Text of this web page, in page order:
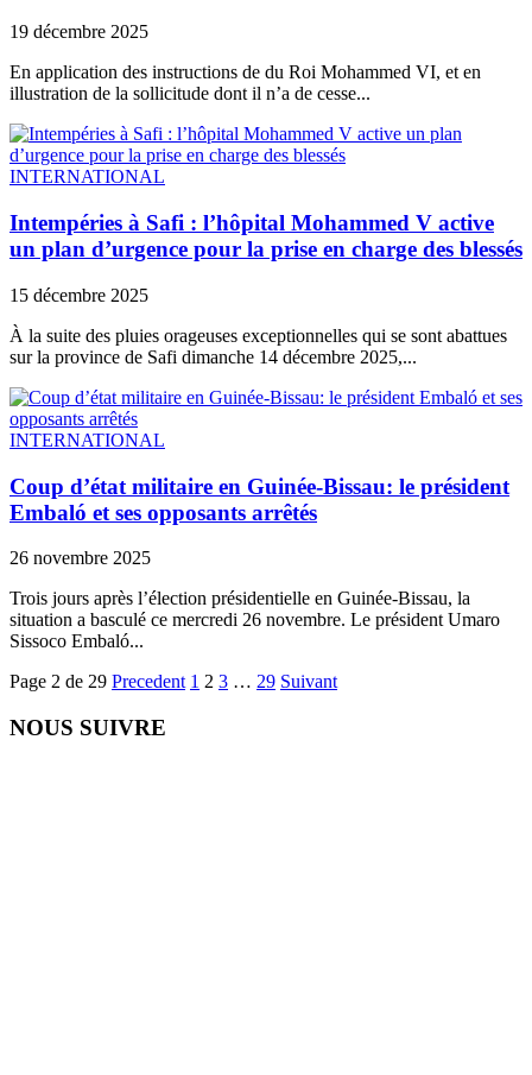
19 décembre 2025
En application des instructions de du Roi Mohammed VI, et en
illustration de la sollicitude dont il n’a de cesse...
INTERNATIONAL
Intempéries à Safi : l’hôpital Mohammed V active
un plan d’urgence pour la prise en charge des blessés
15 décembre 2025
À la suite des pluies orageuses exceptionnelles qui se sont abattues
sur la province de Safi dimanche 14 décembre 2025,...
INTERNATIONAL
Coup d’état militaire en Guinée-Bissau: le président
Embaló et ses opposants arrêtés
26 novembre 2025
Trois jours après l’élection présidentielle en Guinée-Bissau, la
situation a basculé ce mercredi 26 novembre. Le président Umaro
Sissoco Embaló...
Page 2 de 29 Precedent 1 2 3 … 29 Suivant
NOUS SUIVRE